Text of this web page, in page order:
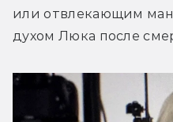
или отвлекающим
духом Люка после